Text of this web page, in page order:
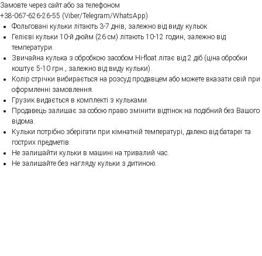
Замовте через сайт або за телефоном
+38-067-626-26-55 (Viber/Telegram/WhatsApp)
Фольговані кульки літають 3-7 днів, залежно від виду кульок
Гелієві кульки 10-й дюйм (26 см) літають 10-12 годин, залежно від
температури.
Звичайна кулька з обробкою засобом Hi-float літає від 2 діб (ціна обробки
коштує 5-10 грн., залежно від виду кульки).
Колір стрічки вибирається на розсуд продавцем або можете вказати свій при
оформленні замовлення.
Грузик видається в комплекті з кульками.
Продавець залишає за собою право змінити відтінок на подібний без Вашого
відома.
Кульки потрібно зберігати при кімнатній температурі, далеко від батареї та
гострих предметів.
Не залишайти кульки в машині на тривалий час.
Не залишайте без нагляду кульки з дитиною.